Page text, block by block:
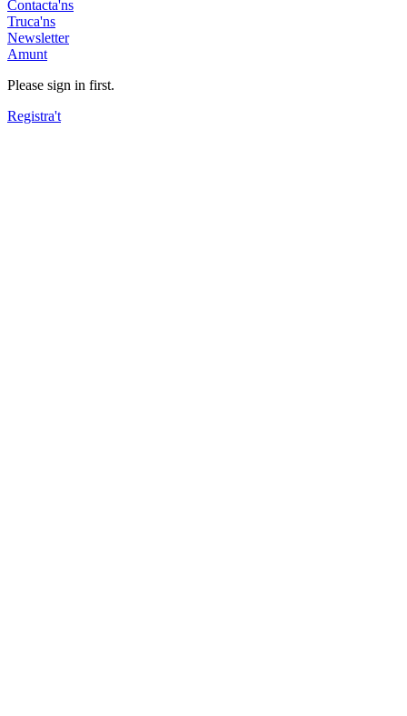
Contacta'ns
Truca'ns
Newsletter
Amunt
Please sign in first.
Registra't